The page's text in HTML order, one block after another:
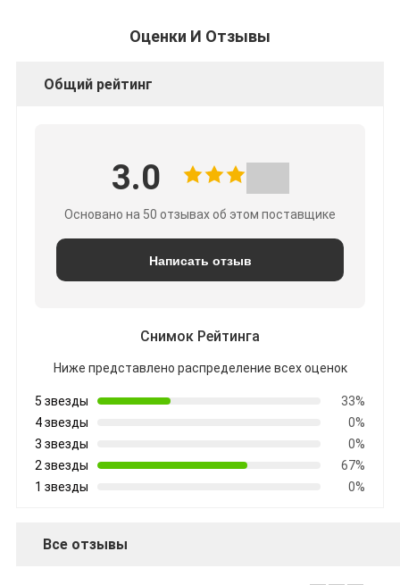
Оценки И Отзывы
Общий рейтинг
3.0
Основано на 50 отзывах об этом поставщике
Написать отзыв
Снимок Рейтинга
Ниже представлено распределение всех оценок
5 звезды
33%
4 звезды
0%
3 звезды
0%
2 звезды
67%
1 звезды
0%
Все отзывы